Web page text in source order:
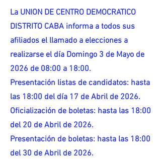
La UNION DE CENTRO DEMOCRATICO
DISTRITO CABA informa a todos sus
afiliados el llamado a elecciones a
realizarse el día Domingo 3 de Mayo de
2026 de 08:00 a 18:00.
Presentación listas de candidatos: hasta
las 18:00 del día 17 de Abril de 2026.
Oficialización de boletas: hasta las 18:00
del 20 de Abril de 2026.
Presentación de boletas: hasta las 18:00
del 30 de Abril de 2026.